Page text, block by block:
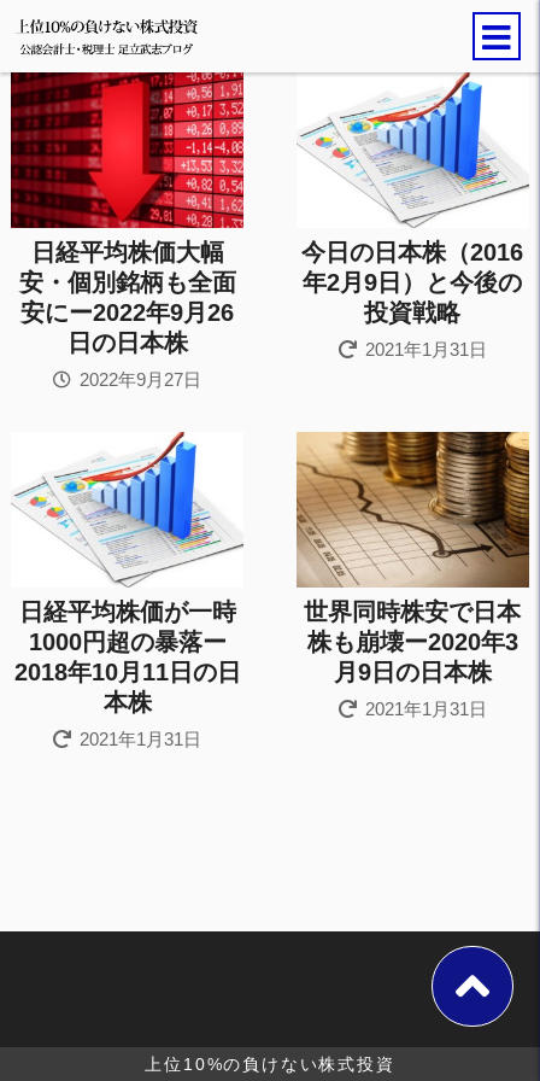
日経平均株価大幅
安・個別銘柄も全面
安にー2022年9月26
日の日本株
2022年9月27日
今日の日本株（2016
年2月9日）と今後の
投資戦略
2021年1月31日
日経平均株価が一時
1000円超の暴落ー
2018年10月11日の日
本株
2021年1月31日
世界同時株安で日本
株も崩壊ー2020年3
月9日の日本株
2021年1月31日
上位10%の負けない株式投資